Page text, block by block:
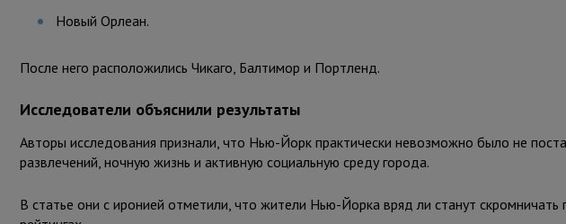
Новый Орлеан.
После него расположились Чикаго, Балтимор и Портленд.
Исследователи объяснили результаты
Авторы исследования признали, что Нью-Йорк практически невозможно было не
развлечений, ночную жизнь и активную социальную среду города.
В статье они с иронией отметили, что жители Нью-Йорка вряд ли станут